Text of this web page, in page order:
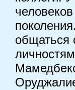
общаться